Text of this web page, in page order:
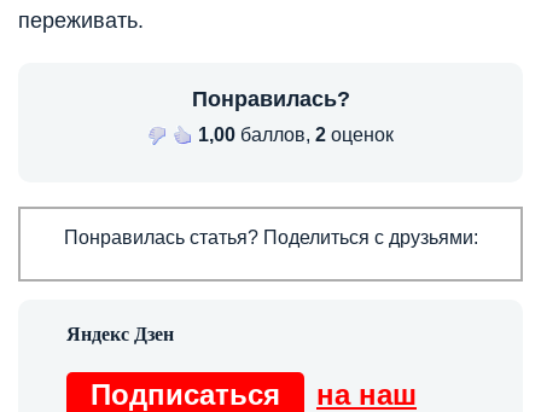
переживать.
Понравилась?
1,00 баллов, 2 оценок
Понравилась статья? Поделиться с друзьями:
Подписаться
на наш